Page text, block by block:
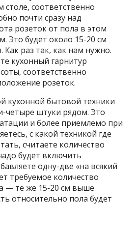
соответственно
почти сразу над
розеток от пола в этом
Это будет около 15-20 см
раз так, как нам нужно.
кухонный гарнитур
соответственно
розеток.
кухонной бытовой техники
четыре штуки рядом. Это
и более приемлемо при
с какой техникой где
считаете количество
будет включить
одну-две «на всякий
требуемое количество
— те же 15-20 см выше
относительно пола будет